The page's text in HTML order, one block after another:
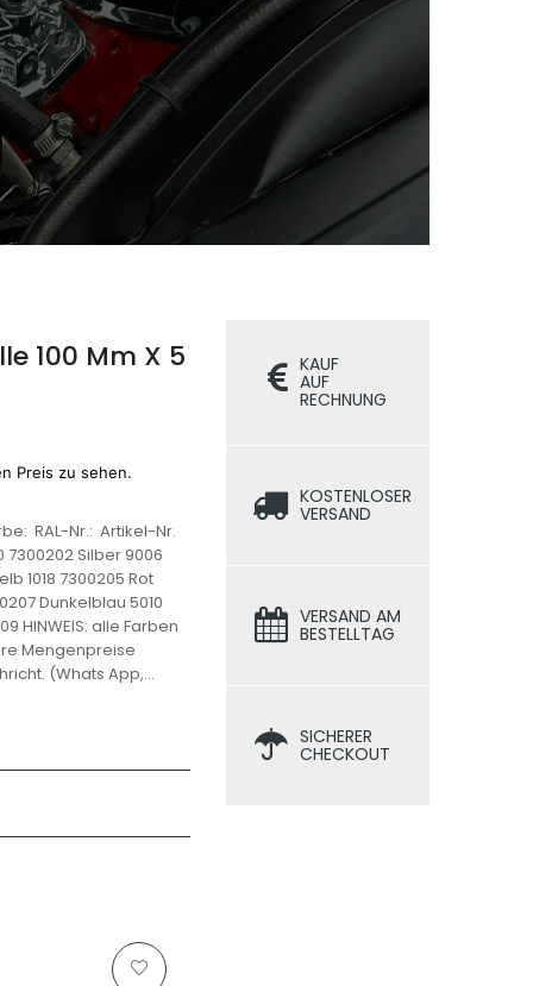
100 Mm X 5
Preis zu sehen.
RAL-Nr.: Artikel-Nr.
7300202 Silber 9006
1018 7300205 Rot
Dunkelblau 5010
HINWEIS: alle Farben
Mengenpreise
(Whats App,...
KAUF
AUF
RECHNUNG
KOSTENLOSER
VERSAND
VERSAND AM
BESTELLTAG
SICHERER
CHECKOUT